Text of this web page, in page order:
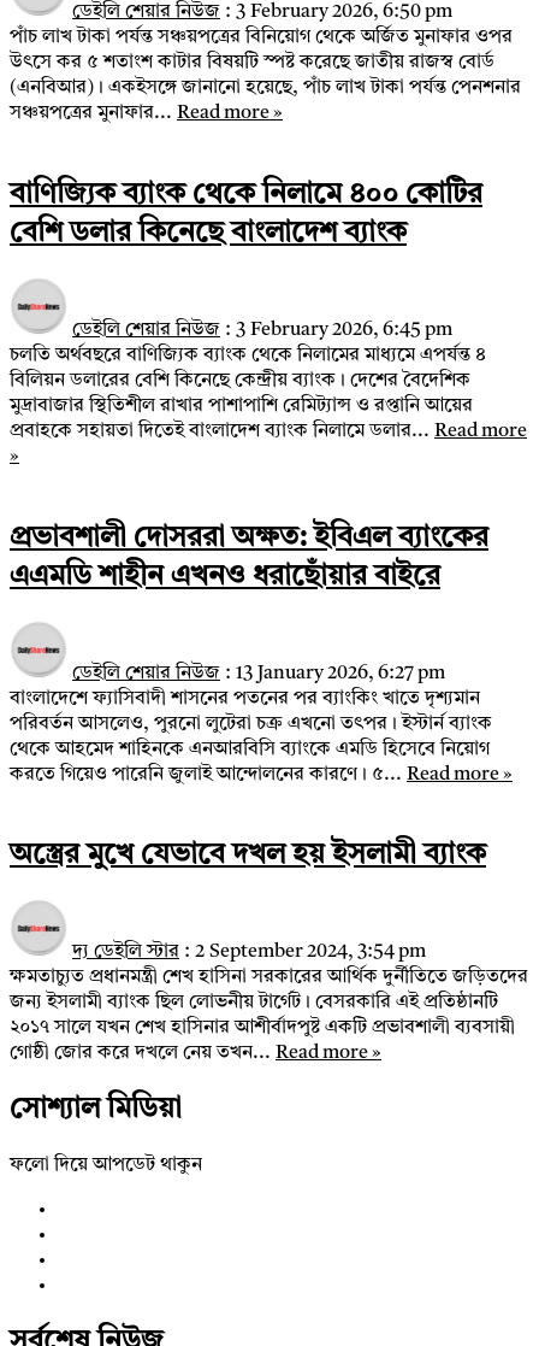
ডেইলি শেয়ার নিউজ : 3 February 2026, 6:50 pm
পাঁচ লাখ টাকা পর্যন্ত সঞ্চয়পত্রের বিনিয়োগ থেকে অর্জিত মুনাফার ওপর
উৎসে কর ৫ শতাংশ কাটার বিষয়টি স্পষ্ট করেছে জাতীয় রাজস্ব বোর্ড
(এনবিআর)। একইসঙ্গে জানানো হয়েছে, পাঁচ লাখ টাকা পর্যন্ত পেনশনার
সঞ্চয়পত্রের মুনাফার... Read more »
বাণিজ্যিক ব্যাংক থেকে নিলামে ৪০০ কোটির
বেশি ডলার কিনেছে বাংলাদেশ ব্যাংক
ডেইলি শেয়ার নিউজ : 3 February 2026, 6:45 pm
চলতি অর্থবছরে বাণিজ্যিক ব্যাংক থেকে নিলামের মাধ্যমে এপর্যন্ত ৪
বিলিয়ন ডলারের বেশি কিনেছে কেন্দ্রীয় ব্যাংক। দেশের বৈদেশিক
মুদ্রাবাজার স্থিতিশীল রাখার পাশাপাশি রেমিট্যান্স ও রপ্তানি আয়ের
প্রবাহকে সহায়তা দিতেই বাংলাদেশ ব্যাংক নিলামে ডলার... Read more
»
প্রভাবশালী দোসররা অক্ষত: ইবিএল ব্যাংকের
এএমডি শাহীন এখনও ধরাছোঁয়ার বাইরে
ডেইলি শেয়ার নিউজ : 13 January 2026, 6:27 pm
বাংলাদেশে ফ্যাসিবাদী শাসনের পতনের পর ব্যাংকিং খাতে দৃশ্যমান
পরিবর্তন আসলেও, পুরনো লুটেরা চক্র এখনো তৎপর। ইস্টার্ন ব্যাংক
থেকে আহমেদ শাহিনকে এনআরবিসি ব্যাংকে এমডি হিসেবে নিয়োগ
করতে গিয়েও পারেনি জুলাই আন্দোলনের কারণে। ৫... Read more »
অস্ত্রের মুখে যেভাবে দখল হয় ইসলামী ব্যাংক
দ্য ডেইলি স্টার : 2 September 2024, 3:54 pm
ক্ষমতাচ্যুত প্রধানমন্ত্রী শেখ হাসিনা সরকারের আর্থিক দুর্নীতিতে জড়িতদের
জন্য ইসলামী ব্যাংক ছিল লোভনীয় টার্গেট। বেসরকারি এই প্রতিষ্ঠানটি
২০১৭ সালে যখন শেখ হাসিনার আশীর্বাদপুষ্ট একটি প্রভাবশালী ব্যবসায়ী
গোষ্ঠী জোর করে দখলে নেয় তখন... Read more »
সোশ্যাল মিডিয়া
ফলো দিয়ে আপডেট থাকুন